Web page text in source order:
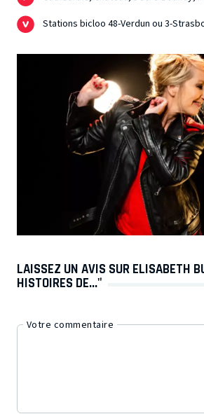
Stations bicloo 48-Verdun ou 3-
LAISSEZ UN AVIS SUR ELISABETH
HISTOIRES DE..."
Votre commentaire